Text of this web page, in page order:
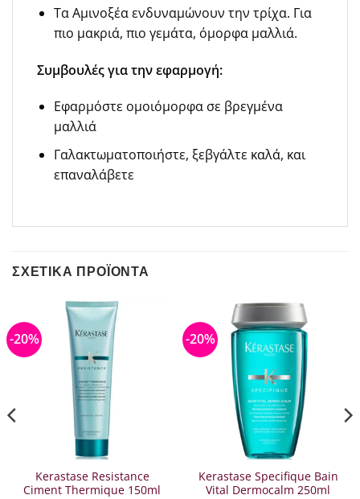
Τα Αμινοξέα ενδυναμώνουν την τρίχα. Για
πιο μακριά, πιο γεμάτα, όμορφα μαλλιά.
Συμβουλές για την εφαρμογή:
Εφαρμόστε ομοιόμορφα σε βρεγμένα
μαλλιά
Γαλακτωματοποιήστε, ξεβγάλτε καλά, και
επαναλάβετε
ΣΧΕΤΙΚΆ ΠΡΟΪΌΝΤΑ
-20%
Kerastase Resistance
Ciment Thermique 150ml
-20%
Kerastase Specifique Bain
Vital Dermocalm 250ml